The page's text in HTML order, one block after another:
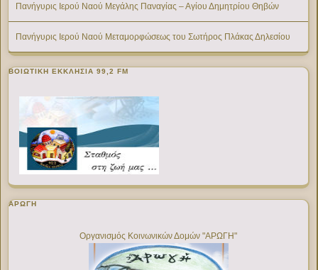
Πανήγυρις Ιερού Ναού Μεγάλης Παναγίας – Αγίου Δημητρίου Θηβών
Πανήγυρις Ιερού Ναού Μεταμορφώσεως του Σωτήρος Πλάκας Δηλεσίου
ΒΟΙΩΤΙΚΉ ΕΚΚΛΗΣΊΑ 99,2 FM
ΑΡΩΓΗ
Οργανισμός Κοινωνικών Δομών "ΑΡΩΓΗ"